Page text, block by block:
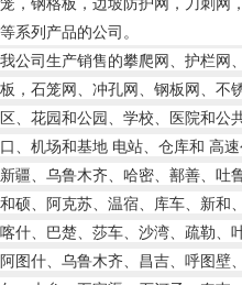
等系列产品的公司。
我公司生产销售的攀爬网、护栏网
板，石笼网、冲孔网、钢板网、不
区、花园和公园、学校、医院和公
口、机场和基地 电站、仓库和 高
新疆、乌鲁木齐、哈密、鄯善、吐
和硕、阿克苏、温宿、库车、新和
喀什、巴楚、莎车、沙湾、疏勒、
阿图什、乌鲁木齐、昌吉、呼图壁